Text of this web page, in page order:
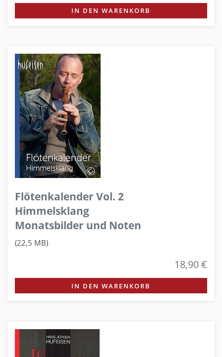
IN DEN WARENKORB
Flötenkalender Vol. 2
Himmelsklang
Monatsbilder und Noten
(22,5 MB)
18,90 €
IN DEN WARENKORB